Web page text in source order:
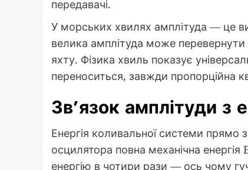
передавачі.
У морських хвилях амплітуда — це
велика амплітуда може
яхту. Фізика хвиль показує
переноситься, завжди пропорційна
Зв’язок амплітуди з
Енергія коливальної системи прямо
осцилятора повна механічна
енергію в чотири рази — ось чому